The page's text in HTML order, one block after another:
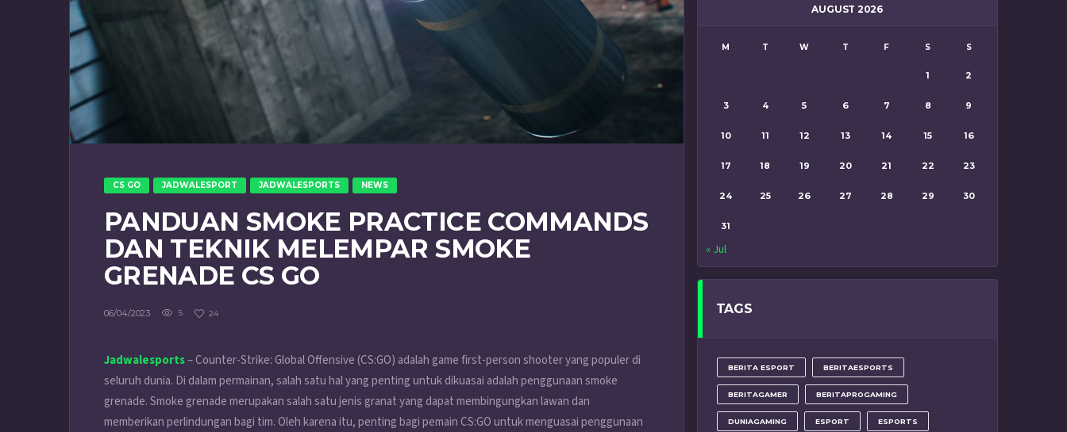
CS GO JADWALESPORT JADWALESPORTS NEWS
PANDUAN SMOKE PRACTICE COMMANDS
DAN TEKNIK MELEMPAR SMOKE
GRENADE CS GO
06/04/2023 5 24
Jadwalesports– Counter-Strike: Global Offensive (CS:GO) adalah game first-person shooter yang populer di
seluruh dunia. Di dalam permainan, salah satu hal yang penting untuk dikuasai adalah penggunaan smoke
grenade. Smoke grenade merupakan salah satu jenis granat yang dapat membingungkan lawan dan
memberikan perlindungan bagi tim. Oleh karena itu, penting bagi pemain CS:GO untuk menguasai penggunaan
AUGUST 2026
M T W T F S S
1 2
3 4 5 6 7 8 9
10 11 12 13 14 15 16
17 18 19 20 21 22 23
24 25 26 27 28 29 30
31
« Jul
TAGS
BERITA ESPORT BERITAESPORTS
BERITAGAMER BERITAPROGAMING
DUNIAGAMING ESPORT ESPORTS